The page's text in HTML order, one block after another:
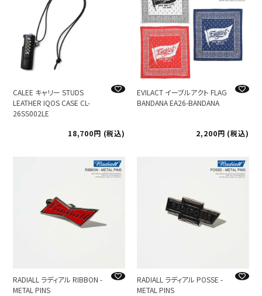
CALEE キャリー STUDS
LEATHER IQOS CASE CL-
26SS002LE
18,700
税込
EVILACT イーブルアクト FLAG
BANDANA EA26-BANDANA
2,200 税込
RADIALL ラディアル RIBBON -
METAL PINS
RADIALL ラディアル POSSE -
METAL PINS